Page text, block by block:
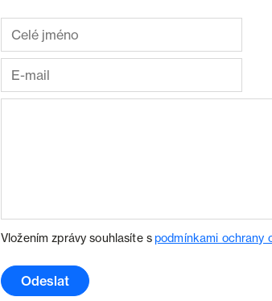
Vložením zprávy souhlasíte spodmínkami ochrany
Odeslat